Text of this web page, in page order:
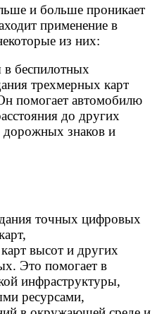
и больше проникает
применение в
из них:
беспилотных
трехмерных карт
помогает автомобилю
до других
дорожных знаков и
точных цифровых
высот и других
Это помогает в
инфраструктуры,
ресурсами,